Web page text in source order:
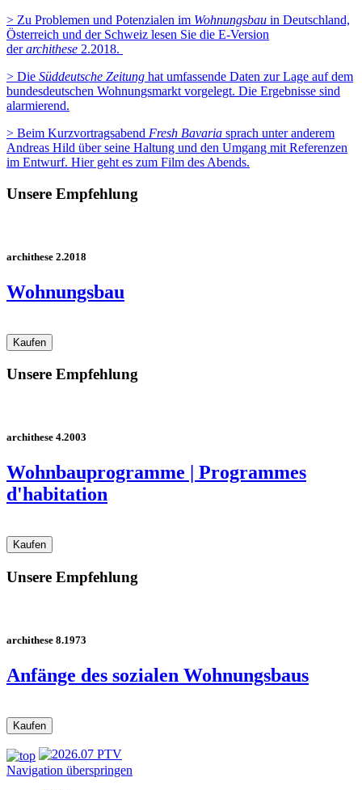
> Zu Problemen und Potenzialen im Wohnungsbau in Deutschland,
Österreich und der Schweiz lesen Sie die E-Version
derarchithese 2.2018.
> Die Süddeutsche Zeitung hat umfassende Daten zur Lage auf dem
bundesdeutschen Wohnungsmarkt vorgelegt. Die Ergebnisse sind
alarmierend.
> Beim Kurzvortragsabend Fresh Bavaria sprach unter anderem
Andreas Hild über seine Haltung und den Umgang mit Referenzen
im Entwurf. Hier geht es zum Film des Abends.
Unsere Empfehlung
archithese 2.2018
Wohnungsbau
Unsere Empfehlung
archithese 4.2003
Wohnbauprogramme | Programmes
d'habitation
Unsere Empfehlung
archithese 8.1973
Anfänge des sozialen Wohnungsbaus
Navigation überspringen